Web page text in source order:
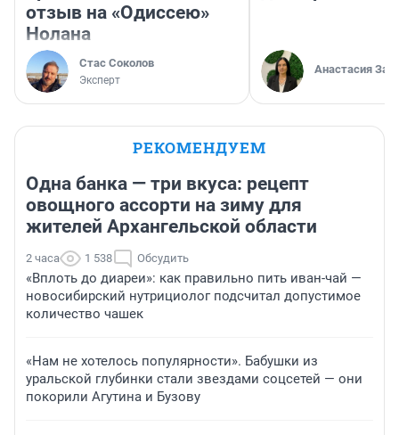
отзыв на «Одиссею»
Нолана
Стас Соколов
Эксперт
Анастасия
РЕКОМЕНДУЕМ
Одна банка — три вкуса: рецепт
овощного ассорти на зиму для
жителей Архангельской области
2 часа 1 538 Обсудить
«Вплоть до диареи»: как правильно пить иван-чай —
новосибирский нутрициолог подсчитал допустимое
количество чашек
«Нам не хотелось популярности». Бабушки из
уральской глубинки стали звездами соцсетей — они
покорили Агутина и Бузову